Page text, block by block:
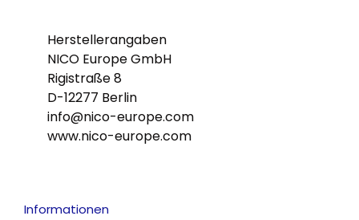
Herstellerangaben
NICO Europe GmbH
Rigistraße 8
D-12277 Berlin
info@nico-europe.com
www.nico-europe.com
Informationen